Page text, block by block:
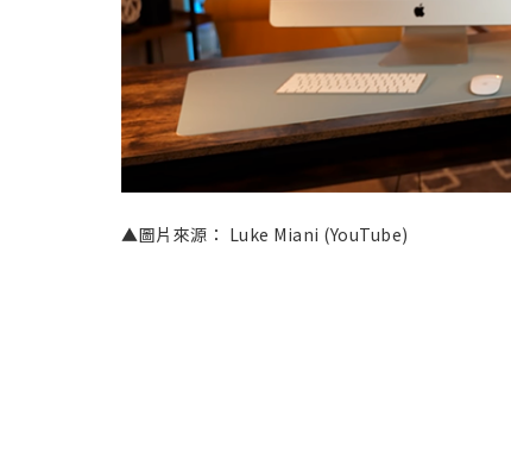
▲圖片來源： Luke Miani (YouTube)